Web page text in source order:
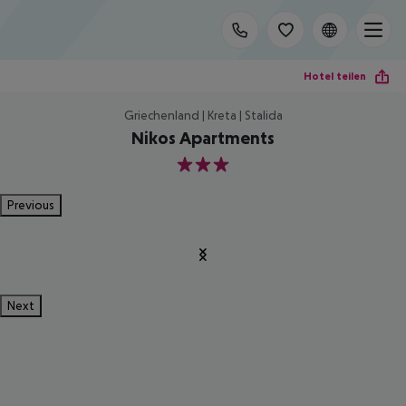
Hotel teilen
Griechenland | Kreta | Stalida
Nikos Apartments
3
Previous
Next